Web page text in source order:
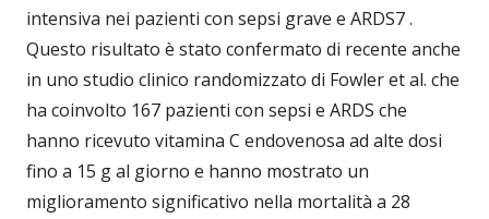
intensiva nei pazienti con sepsi grave e ARDS7 .
Questo risultato è stato confermato di recente anche
in uno studio clinico randomizzato di Fowler et al. che
ha coinvolto 167 pazienti con sepsi e ARDS che
hanno ricevuto vitamina C endovenosa ad alte dosi
fino a 15 g al giorno e hanno mostrato un
miglioramento significativo nella mortalità a 28